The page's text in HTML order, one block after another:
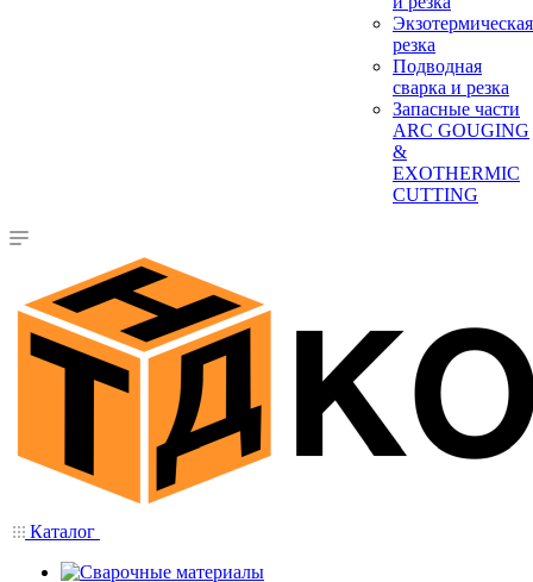
Экзотермическая
резка
Подводная
сварка и резка
Запасные части
ARC GOUGING
&
EXOTHERMIC
CUTTING
Каталог